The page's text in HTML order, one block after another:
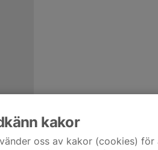
kakor
oss av kakor (cookies)